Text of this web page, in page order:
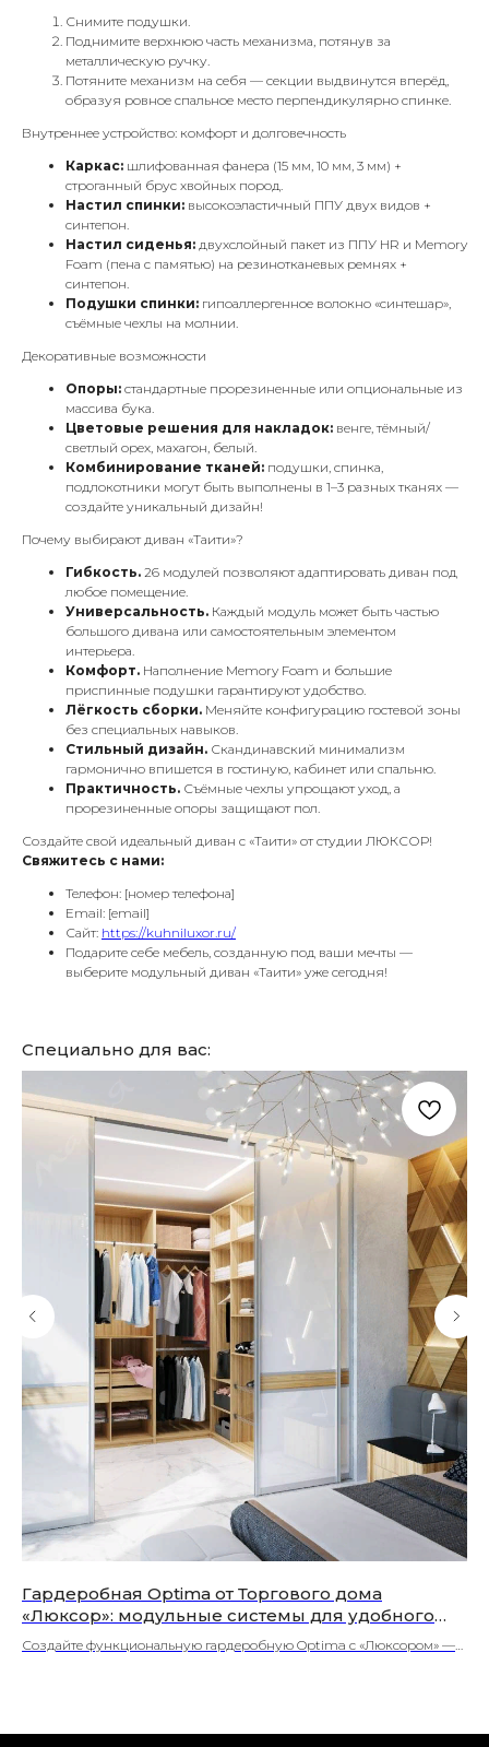
Снимите подушки.
Поднимите верхнюю часть механизма, потянув за
металлическую ручку.
Потяните механизм на себя — секции выдвинутся вперёд,
образуя ровное спальное место перпендикулярно спинке.
Внутреннее устройство: комфорт и долговечность
Каркас: шлифованная фанера (15 мм, 10 мм, 3 мм) +
строганный брус хвойных пород.
Настил спинки: высокоэластичный ППУ двух видов +
синтепон.
Настил сиденья: двухслойный пакет из ППУ HR и Memory
Foam (пена с памятью) на резинотканевых ремнях +
синтепон.
Подушки спинки: гипоаллергенное волокно «синтешар»,
съёмные чехлы на молнии.
Декоративные возможности
Опоры: стандартные прорезиненные или опциональные из
массива бука.
Цветовые решения для накладок: венге, тёмный/
светлый орех, махагон, белый.
Комбинирование тканей: подушки, спинка,
подлокотники могут быть выполнены в 1–3 разных тканях —
создайте уникальный дизайн!
Почему выбирают диван «Таити»?
Гибкость. 26 модулей позволяют адаптировать диван под
любое помещение.
Универсальность. Каждый модуль может быть частью
большого дивана или самостоятельным элементом
интерьера.
Комфорт. Наполнение Memory Foam и большие
приспинные подушки гарантируют удобство.
Лёгкость сборки. Меняйте конфигурацию гостевой зоны
без специальных навыков.
Стильный дизайн. Скандинавский минимализм
гармонично впишется в гостиную, кабинет или спальню.
Практичность. Съёмные чехлы упрощают уход, а
прорезиненные опоры защищают пол.
Создайте свой идеальный диван с «Таити» от студии ЛЮКСОР!
Свяжитесь с нами:
Телефон: [номер телефона]
Email: [email]
Сайт: https://kuhniluxor.ru/
Подарите себе мебель, созданную под ваши мечты —
выберите модульный диван «Таити» уже сегодня!
Специально для вас:
Гардеробная Optima от Торгового дома
«Люксор»: модульные системы для удобного
хранения | Волоколамск
Создайте функциональную гардеробную Optima с «Люксором» —